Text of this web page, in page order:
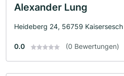
Alexander Lung
Heideberg 24, 56759 Kaisersesch
0.0 (0 Bewertungen)